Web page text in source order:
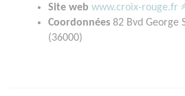
Site web www.croix-rouge.fr
Coordonnées 82 Bvd George
(36000)